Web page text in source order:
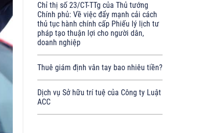
Chỉ thị số 23/CT-TTg của Thủ tướng
Chính phủ: Về việc đẩy mạnh cải cách
thủ tục hành chính cấp Phiếu lý lịch tư
pháp tạo thuận lợi cho người dân,
doanh nghiệp
Thuê giám định vân tay bao nhiêu tiền?
Dịch vụ Sở hữu trí tuệ của Công ty Luật
ACC